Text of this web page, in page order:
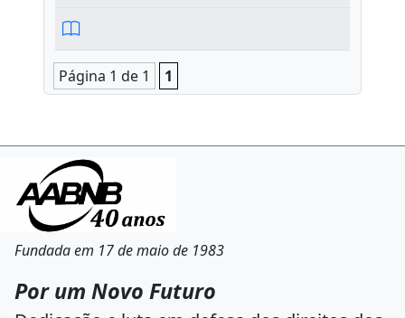
Página 1 de 1 1
Fundada em 17 de maio de 1983
Por um Novo Futuro